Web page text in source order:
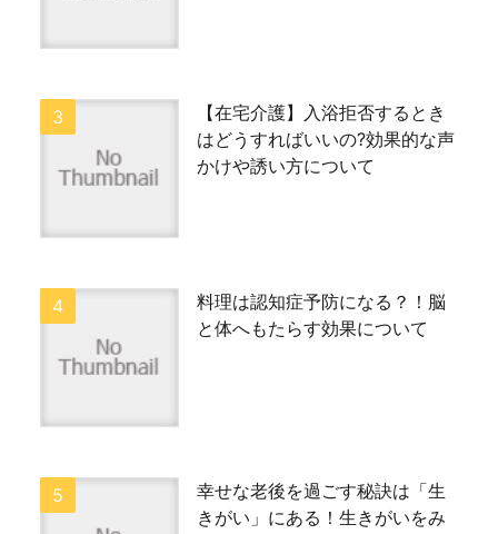
【在宅介護】入浴拒否するとき
はどうすればいいの?効果的な声
かけや誘い方について
料理は認知症予防になる？！脳
と体へもたらす効果について
幸せな老後を過ごす秘訣は「生
きがい」にある！生きがいをみ